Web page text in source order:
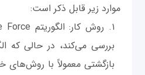
موارد زیر قابل ذکر است:
بررسی می‌کند، در حالی که
بازگشتی معمولاً با